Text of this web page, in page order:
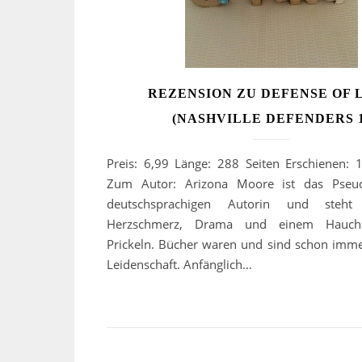
REZENSION ZU DEFENSE OF
(NASHVILLE DEFENDERS
Preis: 6,99 Länge: 288 Seiten Erschienen:
Zum Autor: Arizona Moore ist das
deutschsprachigen Autorin und
Herzschmerz, Drama und einem
Prickeln. Bücher waren und sind schon
Leidenschaft. Anfänglich…